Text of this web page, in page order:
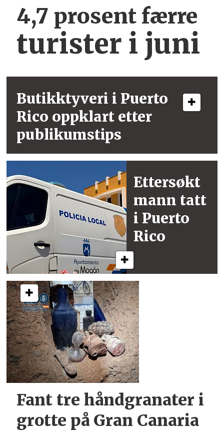
4,7 prosent færre
turister i juni
Butikktyveri i Puerto
Rico oppklart etter
publikumstips
Ettersøkt
mann tatt
i Puerto
Rico
Fant tre håndgranater i
grotte på Gran Canaria